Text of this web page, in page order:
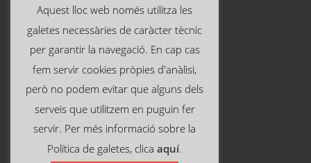
INFORMACIÓ ÚTIL
Avís legal
Política de privacitat
Política de cookies
Aquest lloc web només utilitza les
galetes necessàries de caràcter tècnic
per garantir la navegació. En cap cas
fem servir cookies pròpies d'anàlisi,
però no podem evitar que alguns dels
serveis que utilitzem en puguin fer
servir. Per més informació sobre la
Política de galetes, clica aquí.